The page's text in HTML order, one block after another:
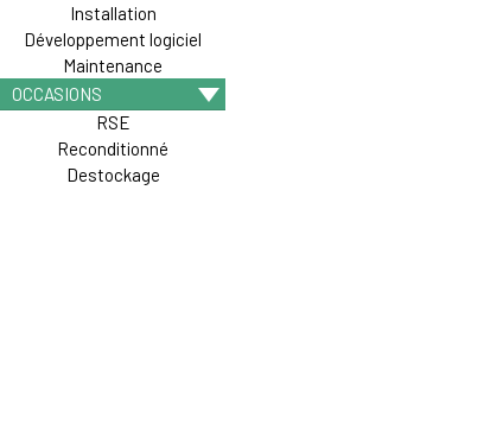
Installation
Développement logiciel
Maintenance
OCCASIONS
RSE
Reconditionné
Destockage